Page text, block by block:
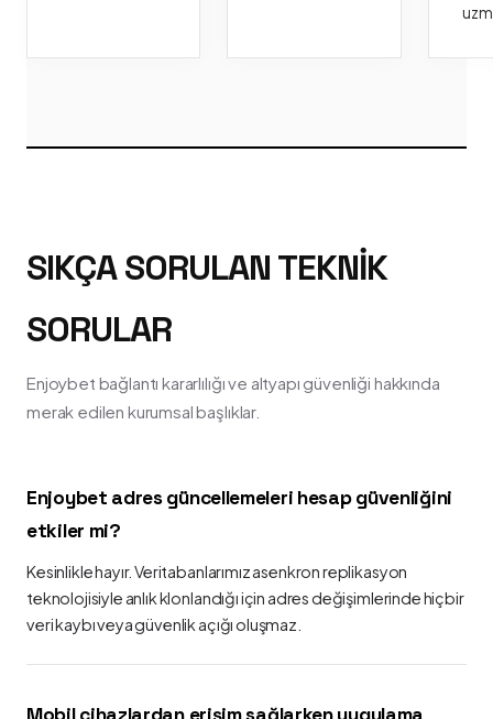
SIKÇA SORULAN TEKNIK
SORULAR
Enjoybet bağlantı kararlılığı ve altyapı güvenliği hakkında
merak edilen kurumsal başlıklar.
Enjoybet adres güncellemeleri hesap güvenliğini
etkiler mi?
Kesinlikle hayır. Veritabanlarımız asenkron replikasyon
teknolojisiyle anlık klonlandığı için adres değişimlerinde hiçbir
veri kaybı veya güvenlik açığı oluşmaz.